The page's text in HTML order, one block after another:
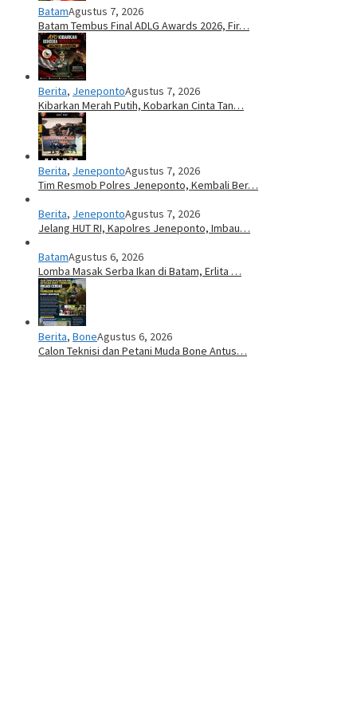
BatamAgustus 7, 2026
Batam Tembus Final ADLG Awards 2026, Fir…
Berita, JenepontoAgustus 7, 2026
Kibarkan Merah Putih, Kobarkan Cinta Tan…
Berita, JenepontoAgustus 7, 2026
Tim Resmob Polres Jeneponto, Kembali Ber…
Berita, JenepontoAgustus 7, 2026
Jelang HUT RI, Kapolres Jeneponto, Imbau…
BatamAgustus 6, 2026
Lomba Masak Serba Ikan di Batam, Erlita …
Berita, BoneAgustus 6, 2026
Calon Teknisi dan Petani Muda Bone Antus…